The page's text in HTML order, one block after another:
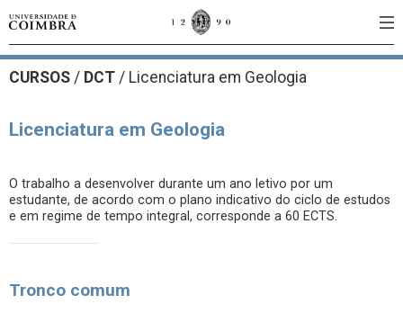
CURSOS / DCT / Licenciatura em Geologia
Licenciatura em Geologia
O trabalho a desenvolver durante um ano letivo por um
estudante, de acordo com o plano indicativo do ciclo de estudos
e em regime de tempo integral, corresponde a 60 ECTS.
Tronco comum